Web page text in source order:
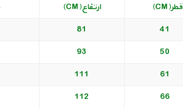
قطر(CM) ارتفاع(CM)
41
81
50
93
61
111
66
112